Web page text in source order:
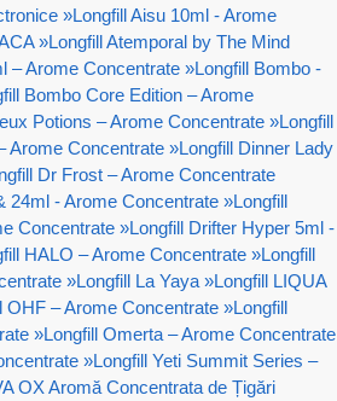
»Longfill Aisu 10ml - Arome
»Longfill Atemporal by The Mind
– Arome Concentrate »Longfill Bombo -
Bombo Core Edition – Arome
Potions – Arome Concentrate »Longfill
Arome Concentrate »Longfill Dinner Lady
Dr Frost – Arome Concentrate
24ml - Arome Concentrate »Longfill
Concentrate »Longfill Drifter Hyper 5ml -
HALO – Arome Concentrate »Longfill
»Longfill La Yaya »Longfill LIQUA
OHF – Arome Concentrate »Longfill
»Longfill Omerta – Arome Concentrate
»Longfill Yeti Summit Series –
OX Aromă Concentrata de Țigări